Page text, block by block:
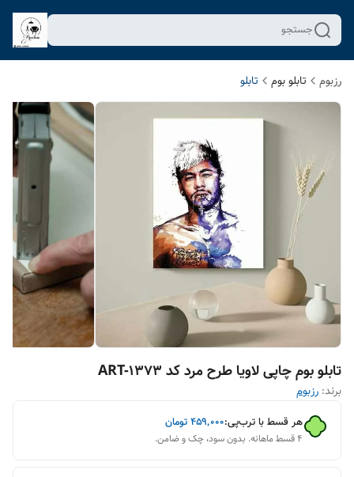
جستجو
رزبوم تابلو بوم تابلو
تابلو بوم چاپی لاویا طرح مرد کد ART-1373
برند: رزبوم
هر قسط با ترب‌پی:۴۵۹٬۰۰۰تومان
۴ قسط ماهانه. بدون سود، چک و ضامن.